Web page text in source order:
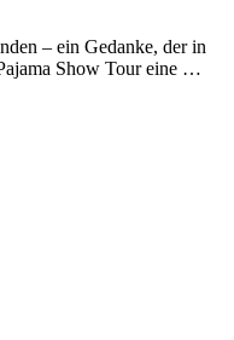
– ein Gedanke, der in
Show Tour eine …